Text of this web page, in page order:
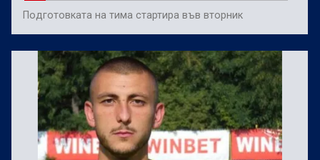
Подготовката на тима стартира във вторник